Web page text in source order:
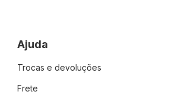
Ajuda
Trocas e devoluções
Frete